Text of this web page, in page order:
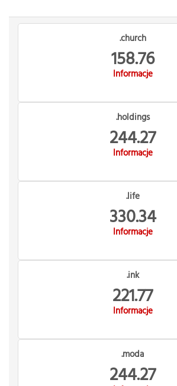
.church
158.76
Informacje
.holdings
244.27
Informacje
.life
330.34
Informacje
.ink
221.77
Informacje
.moda
244.27